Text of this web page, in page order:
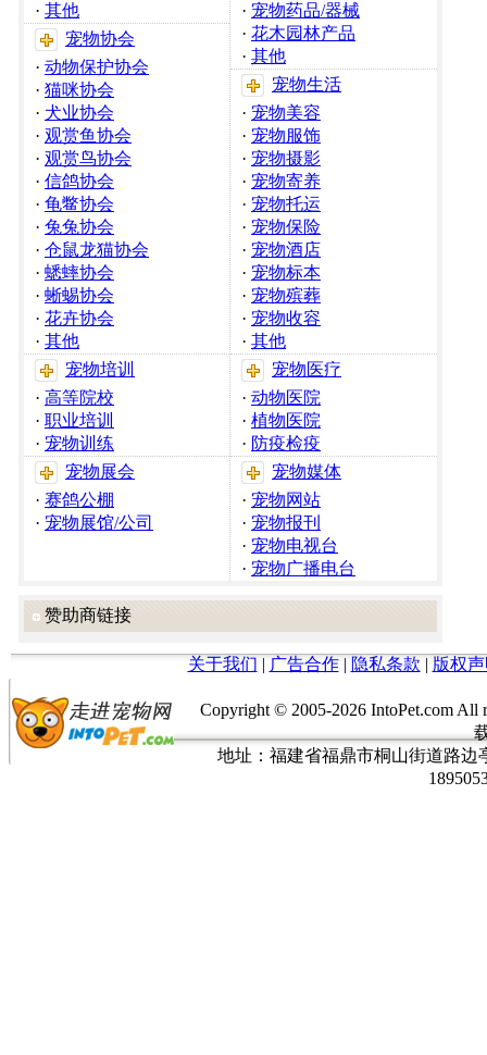
· 其他
宠物协会
· 动物保护协会
· 猫咪协会
· 犬业协会
· 观赏鱼协会
· 观赏鸟协会
· 信鸽协会
· 龟鳖协会
· 兔兔协会
· 仓鼠龙猫协会
· 蟋蟀协会
· 蜥蜴协会
· 花卉协会
· 其他
宠物培训
· 高等院校
· 职业培训
· 宠物训练
宠物展会
· 赛鸽公棚
· 宠物展馆/公司
· 宠物药品/器械
· 花木园林产品
· 其他
宠物生活
· 宠物美容
· 宠物服饰
· 宠物摄影
· 宠物寄养
· 宠物托运
· 宠物保险
· 宠物酒店
· 宠物标本
· 宠物殡葬
· 宠物收容
· 其他
宠物医疗
· 动物医院
· 植物医院
· 防疫检疫
宠物媒体
· 宠物网站
· 宠物报刊
· 宠物电视台
· 宠物广播电台
赞助商链接
关于我们 | 广告合作| 隐私条款 | 版权
Copyright © 2005-2026 IntoPet.com
地址：福建省福鼎市桐山街道路边